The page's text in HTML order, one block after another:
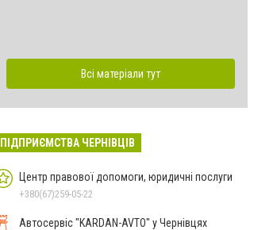
Всі матеріали тут
ПІДПРИЄМСТВА ЧЕРНІВЦІВ
Центр правової допомоги, юридичні послуги
+380(67)259-05-22
Автосервіс "KARDAN-AVTO" у Чернівцях